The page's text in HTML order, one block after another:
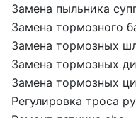
Замена пыльника
Замена тормозного
Замена тормозных
Замена тормозных
Замена тормозных
Регулировка троса